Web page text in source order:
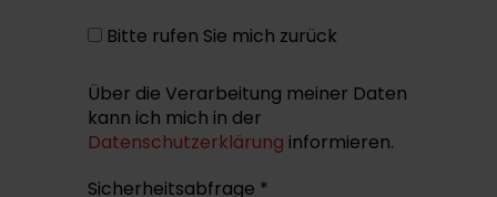
Bitte rufen Sie mich zurück
Über die Verarbeitung meiner Daten
kann ich mich in der
Datenschutzerklärung informieren.
Sicherheitsabfrage *